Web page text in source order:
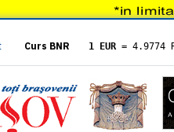
Curs BNR 1 EUR = 4.9774
= 5.8304
1 XAU= 464.4611
1 AED= 1.1933
1 AUD= 2.7957